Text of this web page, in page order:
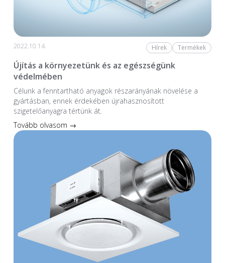
2022.10.14. Hírek Termékek
Újítás a környezetünk és az egészségünk
védelmében
Célunk a fenntartható anyagok részarányának növelése a
gyártásban, ennek érdekében újrahasznosított
szigetelőanyagra tértünk át.
Tovább olvasom →